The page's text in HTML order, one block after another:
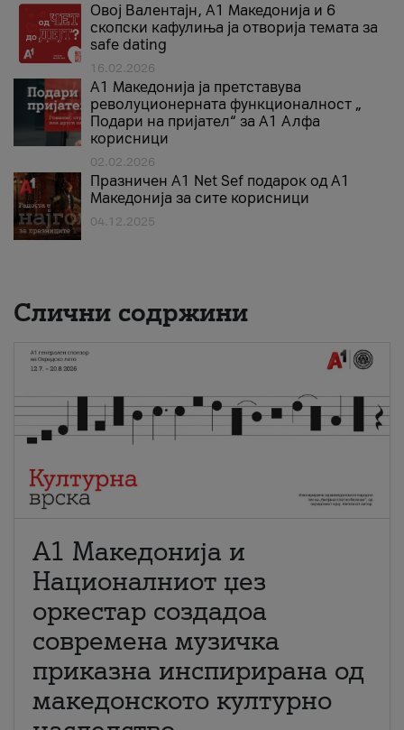
Овој Валентајн, A1 Македонија и 6
скопски кафулиња ја отворија темата за
safe dating
16.02.2026
А1 Македонија ја претставува
револуционерната функционалност „
Подари на пријател“ за А1 Алфа
корисници
02.02.2026
Празничен A1 Net Sеf подарок од А1
Македонија за сите корисници
04.12.2025
Слични содржини
А1 Македонија и
Националниот џез
оркестар создадоа
современа музичка
приказна инспирирана од
македонското културно